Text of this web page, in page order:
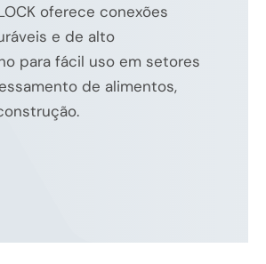
oferece conexões
e de alto
para fácil uso em setores
de alimentos,